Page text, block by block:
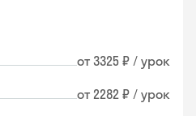
от 3325 ₽ / урок
от 2282 ₽ / урок